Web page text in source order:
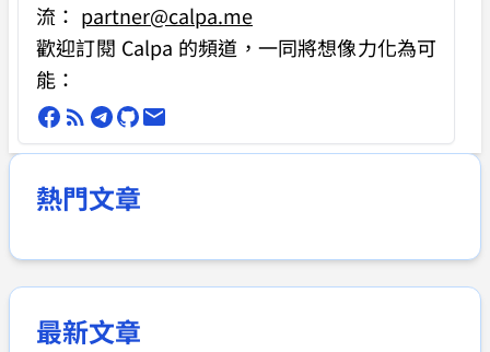
流： partner@calpa.me
歡迎訂閱 Calpa 的頻道，一同將想像力化為可
能：
熱門文章
最新文章